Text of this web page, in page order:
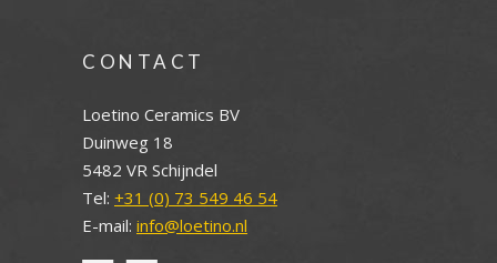
CONTACT
Loetino Ceramics BV
Duinweg 18
5482 VR Schijndel
Tel: +31 (0) 73 549 46 54
E-mail: info@loetino.nl